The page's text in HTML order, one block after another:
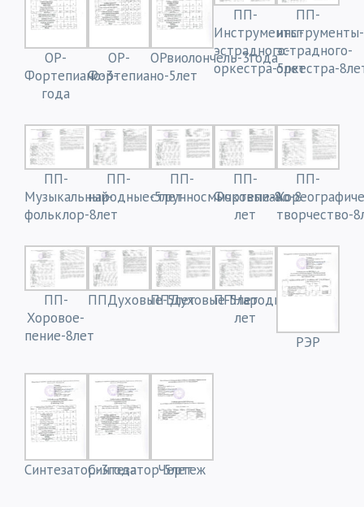
ОР-
Фортепиано-3-
года
ОР-
Фортепиано-5лет
ОРвиолончель-3года
ПП-
Инструменты-
эстрадного-
оркестра-5лет
ПП-
инструменты-
эстрадного-
оркестра-
ПП-
Музыкальный-
фольклор-8лет
ПП-
народные-5лет
ПП-
струнносмычковые-8
ПП-
Фортепиано-8-
лет
ПП-
творчество-
ПП-
Хоровое-
пение-8лет
ППДуховые-5летППДуховые-5летППНародные-8-
лет
РЭР
Синтезатор-3годаСинтезатор-5лет
Чертеж